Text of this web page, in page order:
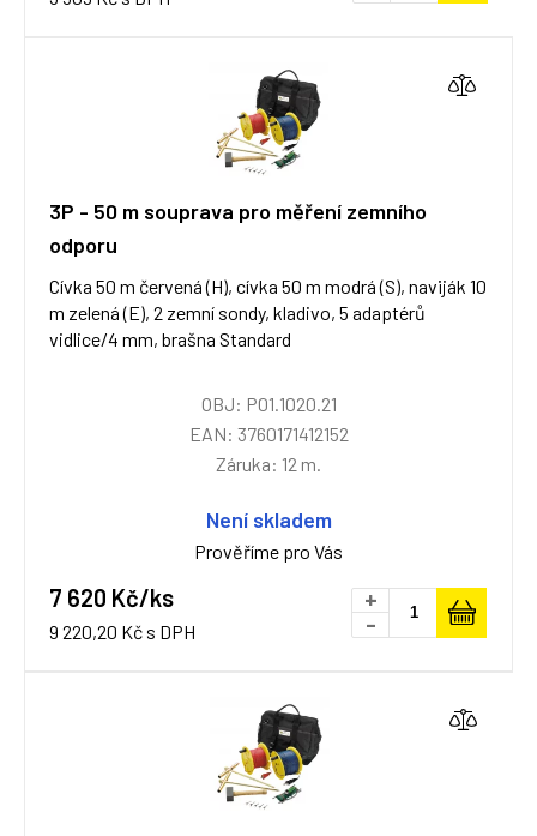
3P - 50 m souprava pro měření zemního
odporu
Cívka 50 m červená (H), cívka 50 m modrá (S), naviják 10
m zelená (E), 2 zemní sondy, kladivo, 5 adaptérů
vidlice/4 mm, brašna Standard
OBJ: P01.1020.21
EAN: 3760171412152
Záruka: 12 m.
Není skladem
Prověříme pro Vás
7 620 Kč/ks
9 220,20 Kč s DPH
+
-